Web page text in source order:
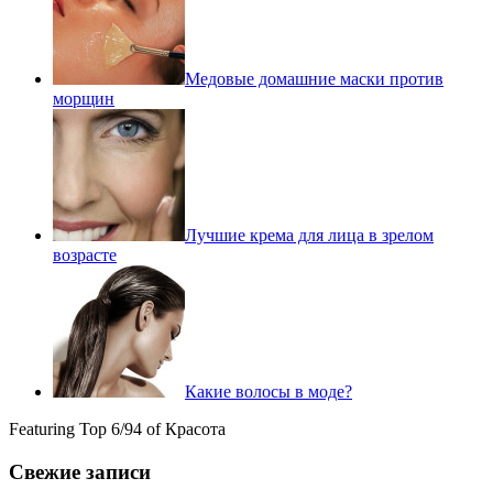
Медовые домашние маски против
морщин
Лучшие крема для лица в зрелом
возрасте
Какие волосы в моде?
Featuring Top 6/94 of Красота
Свежие записи